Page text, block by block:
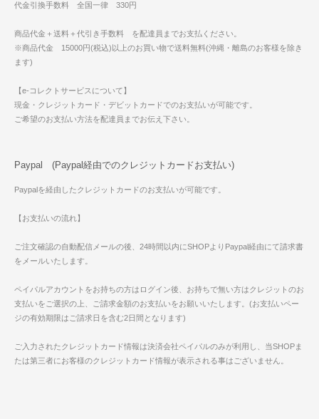
代金引換手数料 全国一律 330円
商品代金＋送料＋代引き手数料 を配達員までお支払ください。
※商品代金 15000円(税込)以上のお買い物で送料無料(沖縄・離島のお客様を除き
ます)
【e-コレクトサービスについて】
現金・クレジットカード・デビットカードでのお支払いが可能です。
ご希望のお支払い方法を配達員までお伝え下さい。
Paypal (Paypal経由でのクレジットカードお支払い)
Paypalを経由したクレジットカードのお支払いが可能です。
【お支払いの流れ】
ご注文確認の自動配信メールの後、24時間以内にSHOPよりPaypal経由にて請求書
をメールいたします。
ペイパルアカウントをお持ちの方はログイン後、お持ちで無い方はクレジットのお
支払いをご選択の上、ご請求金額のお支払いをお願いいたします。(お支払いペー
ジの有効期限はご請求日を含む2日間となります)
ご入力されたクレジットカード情報は決済会社ペイパルのみが利用し、当SHOPま
たは第三者にお客様のクレジットカード情報が表示される事はございません。